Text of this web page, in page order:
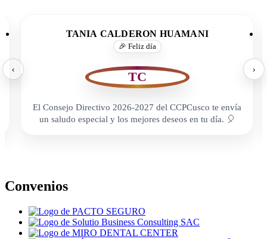
‹
TANIA CALDERON HUAMANI
🎉 Feliz día
TC
El Consejo Directivo 2026-2027 del CCPCusco te envía
un saludo especial y los mejores deseos en tu día. 🎈
›
Convenios